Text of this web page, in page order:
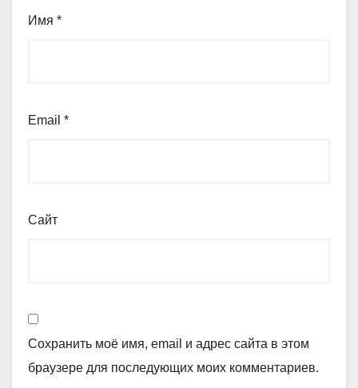
Имя *
Email *
Сайт
Сохранить моё имя, email и адрес сайта в этом
браузере для последующих моих комментариев.